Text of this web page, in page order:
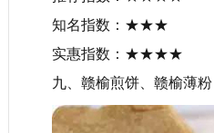
知名指数：★★★
实惠指数：★★★★
九、赣榆煎饼、赣榆薄粉